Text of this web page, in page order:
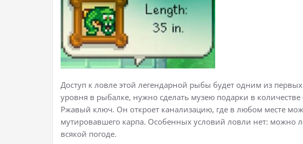
Доступ к ловле этой легендарной рыбы будет одним из
уровня в рыбалке, нужно сделать музею подарки в
Ржавый ключ. Он откроет канализацию, где в любом месте
мутировавшего карпа. Особенных условий ловли нет: можно
всякой погоде.